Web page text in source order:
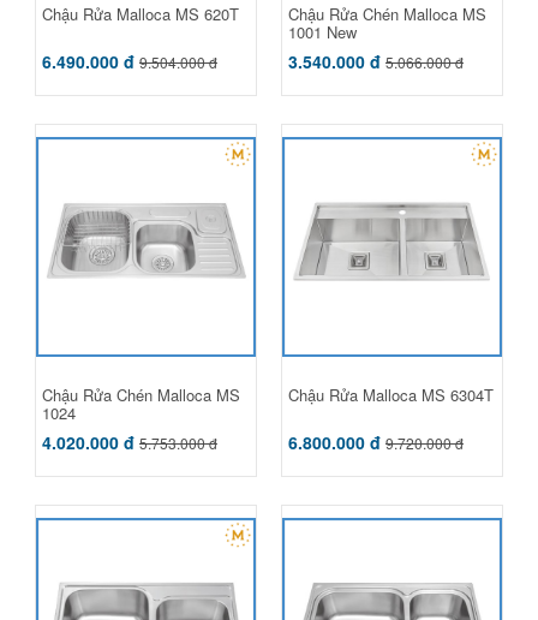
Chậu Rửa Malloca MS 620T
6.490.000 đ 9.504.000 đ
Chậu Rửa Chén Malloca MS
1001 New
3.540.000 đ 5.066.000 đ
Chậu Rửa Chén Malloca MS
1024
4.020.000 đ 5.753.000 đ
Chậu Rửa Malloca MS 6304T
6.800.000 đ 9.720.000 đ